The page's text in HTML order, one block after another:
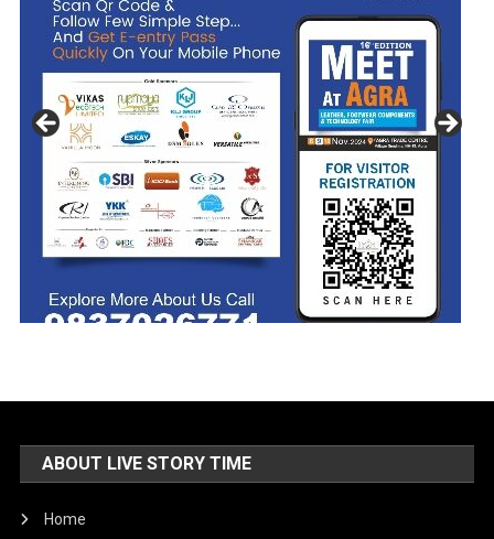
ABOUT LIVE STORY TIME
Home